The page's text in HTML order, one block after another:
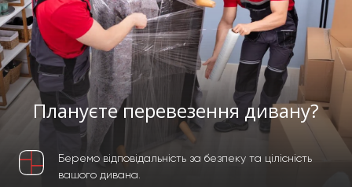
Плануєте перевезення дивану?
Беремо відповідальність за безпеку та цілісність
вашого дивана.